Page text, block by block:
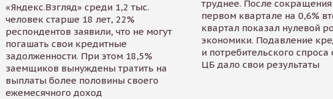
«Яндекс.Взгляд» среди 1,2 тыс.
человек старше 18 лет, 22%
респондентов заявили, что не могут
погашать свои кредитные
задолженности. При этом 18,5%
заемщиков вынуждены тратить на
выплаты более половины своего
ежемесячного доход
труднее. После
первом квартале на 0,6%
квартал показал нулевой
экономики. Подавление
и потребительского спроса
ЦБ дало свои результаты